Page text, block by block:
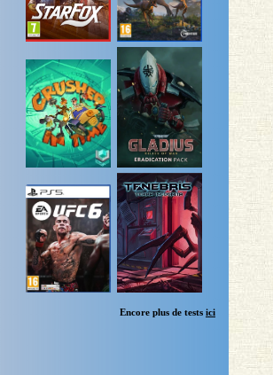
Encore plus de tests ici